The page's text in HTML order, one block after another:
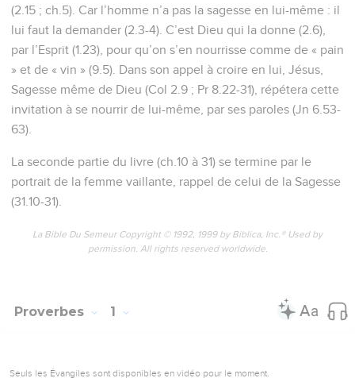
(2.15 ; ch.5). Car l’homme n’a pas la sagesse en lui-même : il
lui faut la demander (2.3-4). C’est Dieu qui la donne (2.6),
par l’Esprit (1.23), pour qu’on s’en nourrisse comme de « pain
» et de « vin » (9.5). Dans son appel à croire en lui, Jésus,
Sagesse même de Dieu (Col 2.9 ; Pr 8.22-31), répétera cette
invitation à se nourrir de lui-même, par ses paroles (Jn 6.53-
63).
La seconde partie du livre (ch.10 à 31) se termine par le
portrait de la femme vaillante, rappel de celui de la Sagesse
(31.10-31).
La Bible Du Semeur Copyright © 1992, 1999 by Biblica, Inc.® Used by
permission. All rights reserved worldwide.
Proverbes 1
Seuls les Évangiles sont disponibles en vidéo pour le moment.